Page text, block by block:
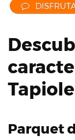
Parquet